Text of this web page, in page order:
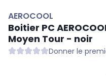
AEROCOOL
Boitier PC
Moyen Tour - noir
Donner le